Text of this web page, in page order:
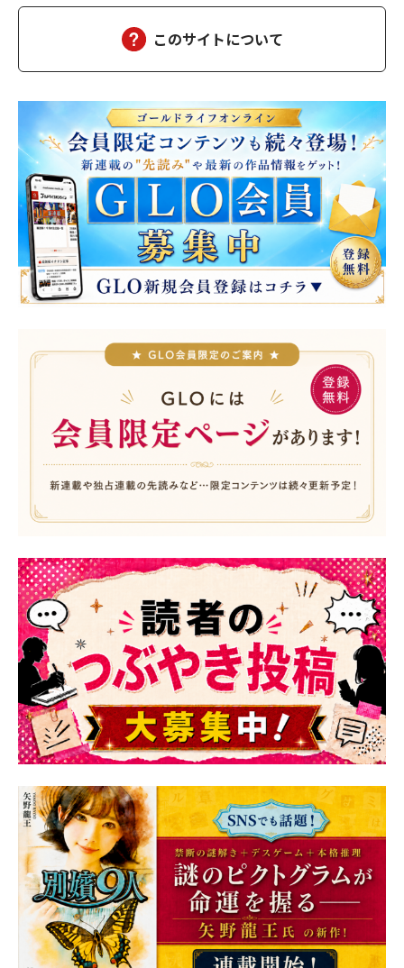
塞ぐわけにもいかない。「仲の良い子もおらず、ず…
このサイトについて